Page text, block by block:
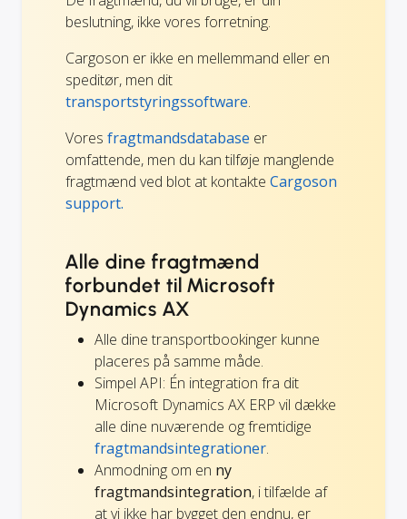
beslutning, ikke vores forretning.
Cargoson er ikke en mellemmand eller en
speditør, men dit
transportstyringssoftware.
Vores fragtmandsdatabase er
omfattende, men du kan tilføje manglende
fragtmænd ved blot at kontakte Cargoson
support.
Alle dine fragtmænd
forbundet til Microsoft
Dynamics AX
Alle dine transportbookinger kunne
placeres på samme måde.
Simpel API: Én integration fra dit
Microsoft Dynamics AX ERP vil dække
alle dine nuværende og fremtidige
fragtmandsintegrationer.
Anmodning om en ny
fragtmandsintegration, i tilfælde af
at vi ikke har bygget den endnu, er